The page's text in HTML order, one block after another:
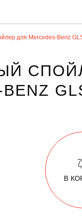
для Mercedes-Benz
В